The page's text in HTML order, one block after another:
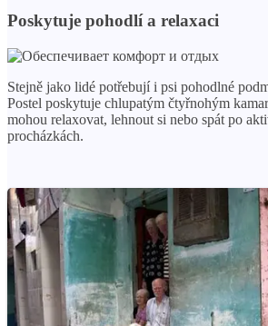
Poskytuje pohodlí a relaxaci
Stejně jako lidé potřebují i ​​psi pohodlné
Postel poskytuje chlupatým čtyřnohým
mohou relaxovat, lehnout si nebo spát po
procházkách.